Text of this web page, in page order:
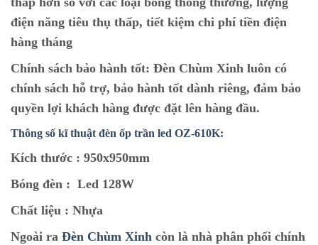
điện năng tiêu thụ thấp, tiết kiệm chi phí tiền điện
hàng tháng
Chính sách bảo hành tốt: Đèn Chùm Xinh luôn có
chính sách hỗ trợ, bảo hành tốt dành riêng, đảm bảo
quyền lợi khách hàng được đặt lên hàng đầu.
Thông số kĩ thuật đèn ốp trần led OZ-610K:
Kích thước : 950x950mm
Bóng đèn : Led 128W
Chất liệu : Nhựa
Ngoài ra Đèn Chùm Xinh còn là nhà phân phối chính